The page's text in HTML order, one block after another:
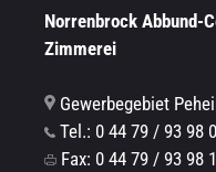
Norrenbrock Abbund-
Zimmerei
Gewerbegebiet
Tel.: 0 44 79 / 93 98 0
Fax: 0 44 79 / 93 98